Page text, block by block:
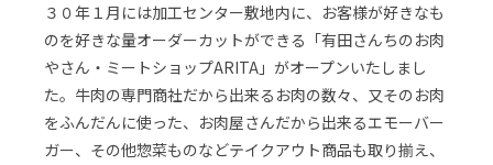
３０年１月には加工センター敷地内に、お客様が好きなも
のを好きな量オーダーカットができる「有田さんちのお肉
やさん・ミートショップARITA」がオープンいたしまし
た。牛肉の専門商社だから出来るお肉の数々、又そのお肉
をふんだんに使った、お肉屋さんだから出来るエモーバー
ガー、その他惣菜ものなどテイクアウト商品も取り揃え、